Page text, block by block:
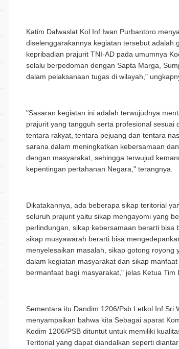
Katim Dalwaslat Kol Inf Iwan Purbantoro
diselenggarakannya kegiatan tersebut adalah
kepribadian prajurit TNI-AD pada umumnya
selalu berpedoman dengan Sapta Marga,
dalam pelaksanaan tugas di wilayah,"
"Sasaran kegiatan ini adalah terwujudnya
prajurit yang tangguh serta profesional sesuai
tentara rakyat, tentara pejuang dan tentara
sarana dalam meningkatkan kebersamaan
dengan masyarakat, sehingga terwujud
kepentingan pertahanan Negara," terangnya.
Dikatakannya, ada beberapa sikap teritorial
seluruh prajurit yaitu sikap mengayomi yang
perlindungan, sikap kebersamaan berarti bisa
sikap musyawarah berarti bisa
menyelesaikan masalah, sikap gotong royong
dalam kegiatan masyarakat dan sikap
bermanfaat bagi masyarakat," jelas Ketua Tim
Sementara itu Dandim 1206/Psb Letkol Inf Sri
menyampaikan bahwa kita Sebagai aparat
Kodim 1206/PSB dituntut untuk memiliki
Teritorial yang dapat diandalkan seperti